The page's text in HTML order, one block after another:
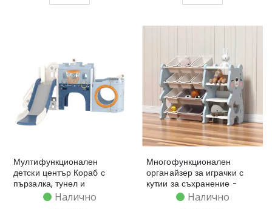
Мултифункционален
детски център Кораб с
пързалка, тунел и
баскетболен кош - син
Налично
Многофункционален
органайзер за играчки с
кутии за съхранение -
синьо мечеНалично